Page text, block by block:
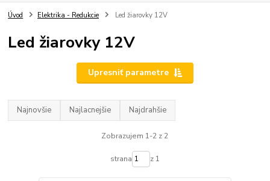
Úvod Elektrika - Redukcie Led žiarovky 12V
Led žiarovky 12V
Upresniť parametre
Najnovšie Najlacnejšie Najdrahšie
Zobrazujem 1-2 z 2
strana z 1